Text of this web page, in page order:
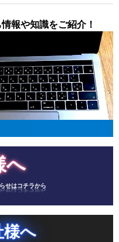
報や知識をご紹介！
へ
せはコチラから
へ